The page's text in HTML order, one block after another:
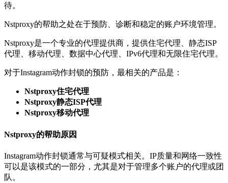
待。
Nstproxy的帮助之处在于预防、诊断和稳定的账户环境管理。
Nstproxy是一个专业的代理提供商，提供住宅代理、静态ISP
代理、移动代理、数据中心代理、IPv6代理和无限住宅代理。
对于Instagram动作封锁的预防，最相关的产品是：
Nstproxy住宅代理
Nstproxy静态ISP代理
Nstproxy移动代理
Nstproxy的帮助原因
Instagram动作封锁通常与可疑模式相关。IP质量和网络一致性
可以是该模式的一部分，尤其是对于管理多个账户的代理或团
队。